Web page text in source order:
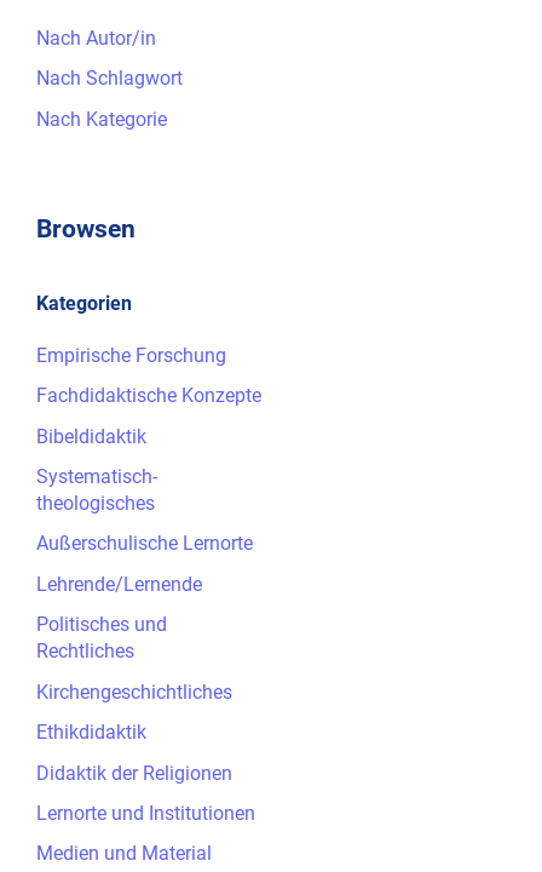
Nach Autor/in
Nach Schlagwort
Nach Kategorie
Browsen
Kategorien
Empirische Forschung
Fachdidaktische Konzepte
Bibeldidaktik
Systematisch-
theologisches
Außerschulische Lernorte
Lehrende/Lernende
Politisches und
Rechtliches
Kirchengeschichtliches
Ethikdidaktik
Didaktik der Religionen
Lernorte und Institutionen
Medien und Material